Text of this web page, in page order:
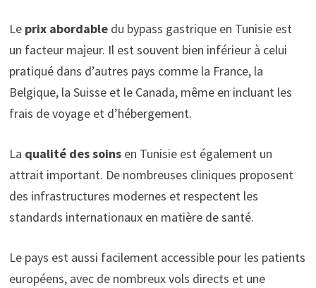
Le prix abordabledu bypass gastrique en Tunisie est
un facteur majeur. Il est souvent bien inférieur à celui
pratiqué dans d’autres pays comme la France, la
Belgique, la Suisse et le Canada, même en incluant les
frais de voyage et d’hébergement.
La qualité des soinsen Tunisie est également un
attrait important. De nombreuses cliniques proposent
des infrastructures modernes et respectent les
standards internationaux en matière de santé.
Le pays est aussi facilement accessible pour les patients
européens, avec de nombreux vols directs et une